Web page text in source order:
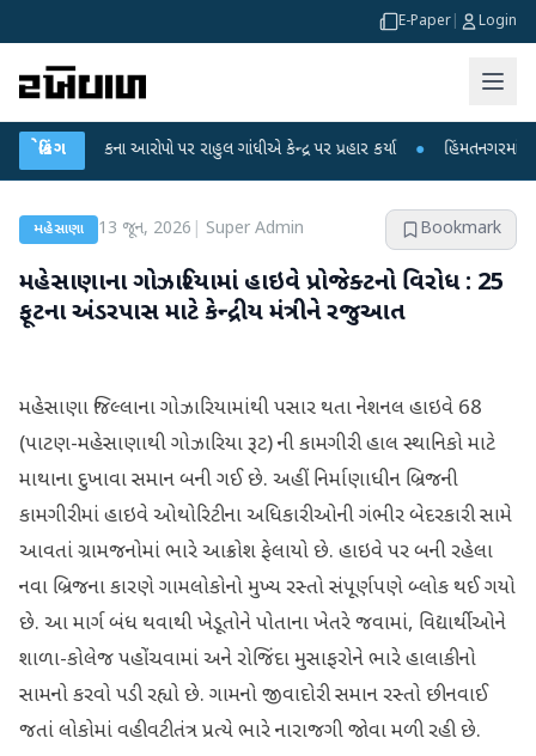
E-Paper Login
બ્રેકિંગ
લીકના આરોપો પર રાહુલ ગાંધીએ કેન્દ્ર પર પ્રહાર કર્યા ● હિંમતનગરમાં રહસ્યમય
મહેસાણા 13 જૂન, 2026 Super Admin Bookmark
મહેસાણાના ગોઝારિયામાં હાઇવે પ્રોજેક્ટનો વિરોધ : 25
ફૂટના અંડરપાસ માટે કેન્દ્રીય મંત્રીને રજુઆત
મહેસાણા જિલ્લાના ગોઝારિયામાંથી પસાર થતા નેશનલ હાઇવે 68
(પાટણ-મહેસાણાથી ગોઝારિયા રૂટ) ની કામગીરી હાલ સ્થાનિકો માટે
માથાના દુખાવા સમાન બની ગઈ છે. અહીં નિર્માણાધીન બ્રિજની
કામગીરીમાં હાઇવે ઓથોરિટીના અધિકારીઓની ગંભીર બેદરકારી સામે
આવતાં ગ્રામજનોમાં ભારે આક્રોશ ફેલાયો છે. હાઇવે પર બની રહેલા
નવા બ્રિજના કારણે ગામલોકોનો મુખ્ય રસ્તો સંપૂર્ણપણે બ્લોક થઈ ગયો
છે. આ માર્ગ બંધ થવાથી ખેડૂતોને પોતાના ખેતરે જવામાં, વિદ્યાર્થીઓને
શાળા-કોલેજ પહોંચવામાં અને રોજિંદા મુસાફરોને ભારે હાલાકીનો
સામનો કરવો પડી રહ્યો છે. ગામનો જીવાદોરી સમાન રસ્તો છીનવાઈ
જતાં લોકોમાં વહીવટીતંત્ર પ્રત્યે ભારે નારાજગી જોવા મળી રહી છે.